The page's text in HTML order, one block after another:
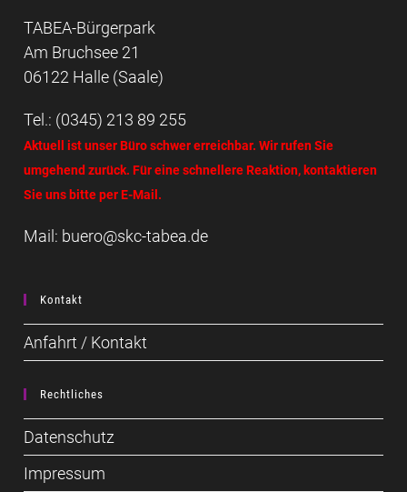
TABEA-Bürgerpark
Am Bruchsee 21
06122 Halle (Saale)
Tel.: (0345) 213 89 255
Aktuell ist unser Büro schwer erreichbar. Wir rufen Sie
umgehend zurück. Für eine schnellere Reaktion, kontaktieren
Sie uns bitte per E-Mail.
Mail: buero@skc-tabea.de
Kontakt
Anfahrt / Kontakt
Rechtliches
Datenschutz
Impressum